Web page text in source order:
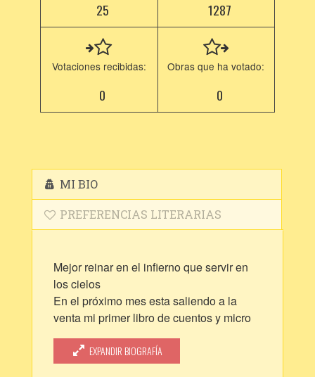
25 1287
Votaciones recibidas:
0
Obras que ha votado:
0
MI BIO
PREFERENCIAS LITERARIAS
Mejor reinar en el infierno que servir en
los cielos
En el próximo mes esta saliendo a la
venta mi primer libro de cuentos y micro
relatos se va llamar " Cuentos
Surrealistas" se va poder conseguir en
Argentina,España, Estados Unidos y
EXPANDIR BIOGRAFÍA